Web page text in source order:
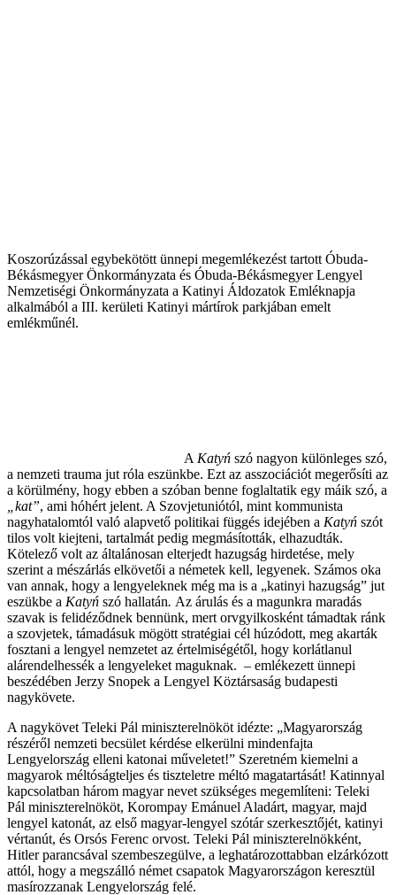
Koszorúzással egybekötött ünnepi megemlékezést tartott Óbuda-
Békásmegyer Önkormányzata és Óbuda-Békásmegyer Lengyel
Nemzetiségi Önkormányzata a Katinyi Áldozatok Emléknapja
alkalmából a III. kerületi Katinyi mártírok parkjában emelt
emlékműnél.
A Katyń szó nagyon különleges szó,
a nemzeti trauma jut róla eszünkbe. Ezt az asszociációt megerősíti az
a körülmény, hogy ebben a szóban benne foglaltatik egy máik szó, a
„kat”, ami hóhért jelent. A Szovjetuniótól, mint kommunista
nagyhatalomtól való alapvető politikai függés idejében a Katyń szót
tilos volt kiejteni, tartalmát pedig megmásították, elhazudták.
Kötelező volt az általánosan elterjedt hazugság hirdetése, mely
szerint a mészárlás elkövetői a németek kell, legyenek. Számos oka
van annak, hogy a lengyeleknek még ma is a „katinyi hazugság” jut
eszükbe a Katyń szó hallatán. Az árulás és a magunkra maradás
szavak is felidéződnek bennünk, mert orvgyilkosként támadtak ránk
a szovjetek, támadásuk mögött stratégiai cél húzódott, meg akarták
fosztani a lengyel nemzetet az értelmiségétől, hogy korlátlanul
alárendelhessék a lengyeleket maguknak. – emlékezett ünnepi
beszédében Jerzy Snopek a Lengyel Köztársaság budapesti
nagykövete.
A nagykövet Teleki Pál miniszterelnököt idézte: „Magyarország
részéről nemzeti becsület kérdése elkerülni mindenfajta
Lengyelország elleni katonai műveletet!” Szeretném kiemelni a
magyarok méltóságteljes és tiszteletre méltó magatartását! Katinnyal
kapcsolatban három magyar nevet szükséges megemlíteni: Teleki
Pál miniszterelnököt, Korompay Emánuel Aladárt, magyar, majd
lengyel katonát, az első magyar-lengyel szótár szerkesztőjét, katinyi
vértanút, és Orsós Ferenc orvost. Teleki Pál miniszterelnökként,
Hitler parancsával szembeszegülve, a leghatározottabban elzárkózott
attól, hogy a megszálló német csapatok Magyarországon keresztül
masírozzanak Lengyelország felé.